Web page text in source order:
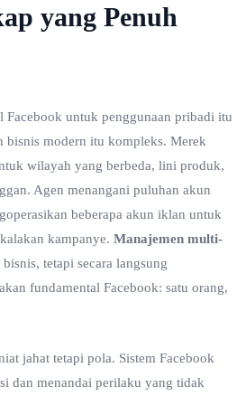
yang Penuh
Facebook untuk penggunaan pribadi itu
bisnis modern itu kompleks. Merek
wilayah yang berbeda, lini produk,
Agen menangani puluhan akun
beberapa akun iklan untuk
kampanye. Manajemen multi-
tetapi secara langsung
fundamental Facebook: satu orang,
jahat tetapi pola. Sistem Facebook
dan menandai perilaku yang tidak